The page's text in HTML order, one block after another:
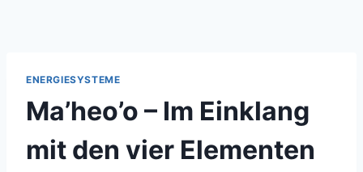
ENERGIESYSTEME
Ma’heo’o – Im Einklang
mit den vier Elementen